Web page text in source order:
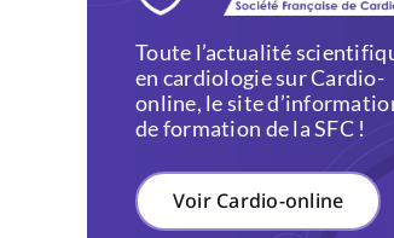
Toute l’actualité
en cardiologie sur Cardio-
online, le site
de formation de la SFC !
Voir Cardio-online